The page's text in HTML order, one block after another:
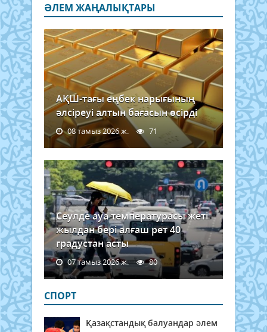
ӘЛЕМ ЖАҢАЛЫҚТАРЫ
АҚШ-тағы еңбек нарығының
әлсіреуі алтын бағасын өсірді
08 тамыз 2026 ж. 71
Сеулде ауа температурасы жеті
жылдан бері алғаш рет 40
градустан асты
07 тамыз 2026 ж. 80
СПОРТ
Қазақстандық балуандар әлем